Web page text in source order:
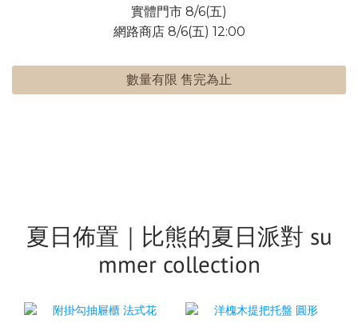
實體門市 8/6(五)
網路商店 8/6(五) 12:00
數量有限 售完為止
夏日佈置｜比熊的夏日派對 su
mmer collection